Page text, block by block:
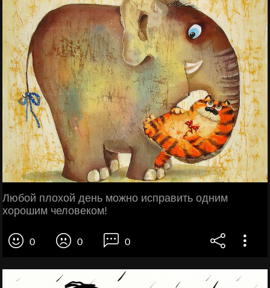
Любой плохой день можно исправить одним
хорошим человеком!
0 0 0